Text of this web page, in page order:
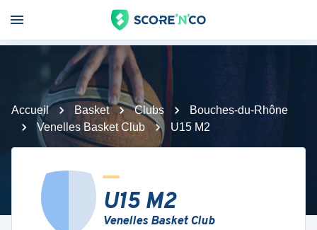
Accueil Basket Clubs
Bouches-du-Rhône
Venelles Basket Club
U15 M2
U15 M2
Venelles Basket Club